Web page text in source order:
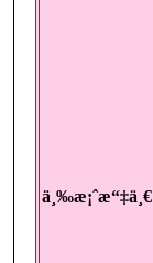
ä¸‰æ¡ˆæ“‡ä¸€